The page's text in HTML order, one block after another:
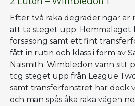
Efter två raka degraderingar
att ta steget upp. Hemmalaget
försäsong samt ett fint
fått in rutin och klass i form av
Naismith. Wimbledon vann sitt
tog steget upp från League
samt transferfönstret har dock
och man spås åka raka vägen